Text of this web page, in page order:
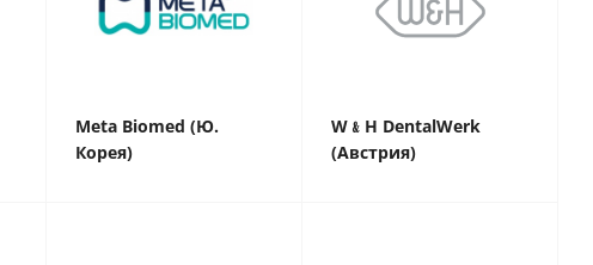
Meta Biomed (Ю.
Корея)
W﹠H DentalWerk
(Австрия)